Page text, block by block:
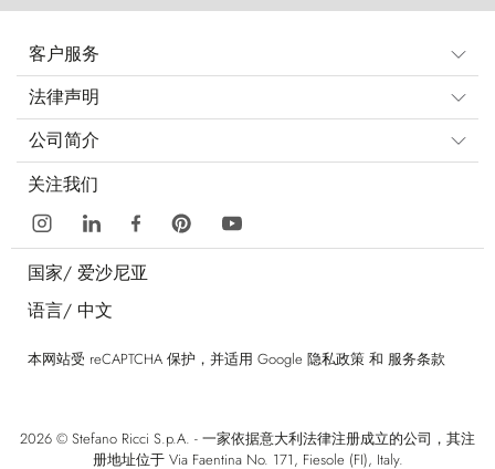
客户服务
法律声明
公司简介
关注我们
国家/ 爱沙尼亚
语言/ 中文
本网站受 reCAPTCHA 保护，并适用 Google 隐私政策 和 服务条款
2026 © Stefano Ricci S.p.A. - 一家依据意大利法律注册成立的公司，其注
册地址位于 Via Faentina No. 171, Fiesole (FI), Italy.